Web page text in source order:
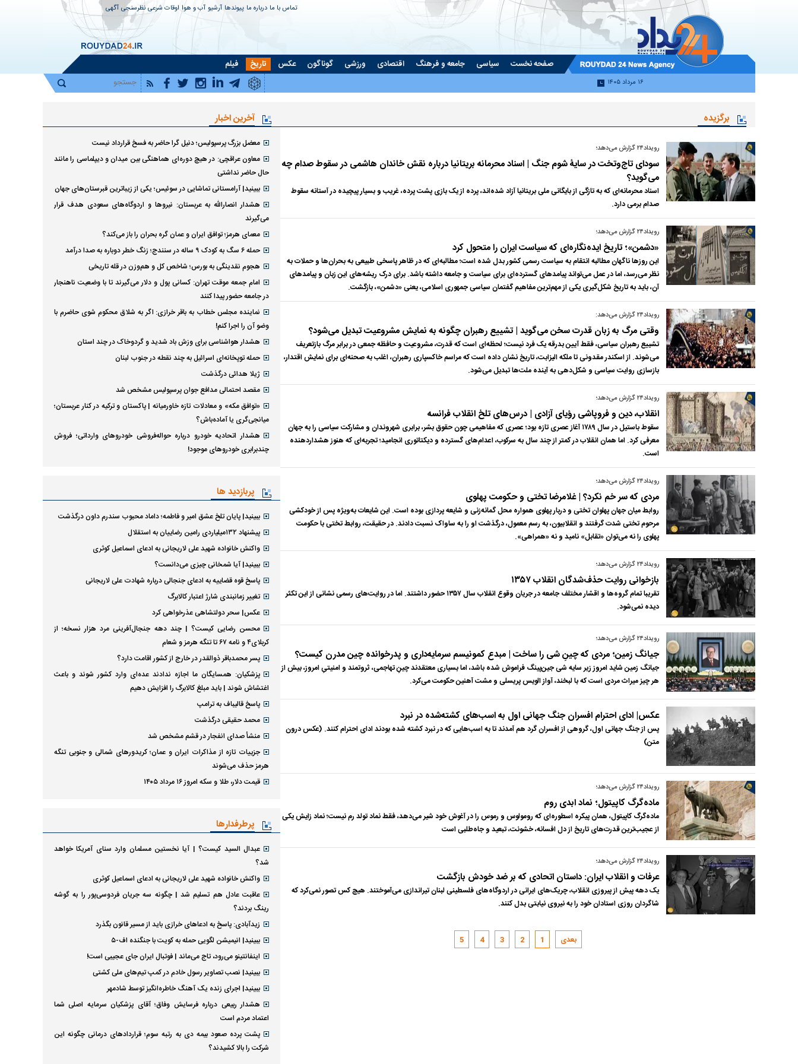
تماس با ما درباره ما پیوندها آرشیو آب و هوا اوقات شرعی نظرسنجی آگهی
صفحه نخست سیاسی جامعه و فرهنگ اقتصادی ورزشی گوناگون عکس تاریخ فیلم
۱۶ مرداد ۱۴۰۵
برگزیده
رویداد۲۴ گزارش می‌دهد؛
سودای تاج‌وتخت در سایۀ شوم جنگ | اسناد محرمانه بریتانیا درباره نقش خاندان هاشمی در سقوط صدام چه
می‌گوید؟
اسناد محرمانه‌ای که به تازگی از بایگانی ملی بریتانیا آزاد شده‌اند، پرده از یک بازی پشت پرده، غریب و بسیار پیچیده در آستانه سقوط
صدام برمی دارد.
رویداد۲۴ گزارش می‌دهد؛
«دشمن»؛ تاریخ ایده‌نگاره‌ای که سیاست ایران را متحول کرد
این روزها ناگهان مطالبه انتقام به سیاست رسمی کشور بدل شده است؛ مطالبه‌ای که در ظاهر پاسخی طبیعی به بحران‌ها و حملات به
نظر می‌رسد، اما در عمل می‌تواند پیامدهای گسترده‌ای برای سیاست و جامعه داشته باشد. برای درک ریشه‌های این زبان و پیامدهای
آن، باید به تاریخ شکل‌گیری یکی از مهم‌ترین مفاهیم گفتمان سیاسی جمهوری اسلامی، یعنی «دشمن»، بازگشت.
رویداد۲۴ گزارش می‌دهد:
وقتی مرگ به زبان قدرت سخن می‌گوید | تشییع رهبران چگونه به نمایش مشروعیت تبدیل می‌شود؟
تشییع رهبران سیاسی، فقط آیین بدرقه یک فرد نیست؛ لحظه‌ای است که قدرت، مشروعیت و حافظه جمعی در برابر مرگ بازتعریف
می‌شوند. از اسکندر مقدونی تا ملکه الیزابت، تاریخ نشان داده است که مراسم خاکسپاری رهبران، اغلب به صحنه‌ای برای نمایش اقتدار،
بازسازی روایت سیاسی و شکل‌دهی به آینده ملت‌ها تبدیل می‌شود.
رویداد۲۴ گزارش می‌دهد؛
انقلاب، دین و فروپاشی رؤیای آزادی | درس‌های تلخ انقلاب فرانسه
سقوط باستیل در سال ۱۷۸۹ آغاز عصری تازه بود؛ عصری که مفاهیمی چون حقوق بشر، برابری شهروندان و مشارکت سیاسی را به جهان
معرفی کرد. اما همان انقلاب در کمتر از چند سال به سرکوب، اعدام‌های گسترده و دیکتاتوری انجامید؛ تجربه‌ای که هنوز هشداردهنده
است.
رویداد۲۴ گزارش می‌دهد؛
مردی که سر خم نکرد؟ | غلامرضا تختی و حکومت پهلوی
روابط میان جهان پهلوان تختی و دربار پهلوی همواره محل گمانه‌زنی و شایعه پردازی بوده است. این شایعات به‌ویژه پس از خودکشی
مرحوم تختی شدت گرفتند و انقلابیون، به رسم معمول، درگذشت او را به ساواک نسبت دادند. در حقیقت، روابط تختی با حکومت
پهلوی را نه می‌توان «تقابل» نامید و نه «همراهی».
رویداد۲۴ گزارش می‌دهد؛
بازخوانی روایت حذف‌شدگان انقلاب ۱۳۵۷
تقریبا تمام گروه‌ها و اقشار مختلف جامعه در جریان وقوع انقلاب سال ۱۳۵۷ حضور داشتند. اما در روایت‌های رسمی نشانی از این تکثر
دیده نمی‌شود.
رویداد۲۴ گزارش می‌دهد؛
جیانگ زمین؛ مردی که چینِ شی را ساخت | مبدع کمونیسم سرمایه‌داری و پدرخوانده چین مدرن کیست؟
جیانگ زمین شاید امروز زیر سایه شی جین‌پینگ فراموش شده باشد، اما بسیاری معتقدند چینِ تهاجمی، ثروتمند و امنیتیِ امروز، بیش از
هر چیز میراث مردی است که با لبخند، آواز الویس پریسلی و مشت آهنین حکومت می‌کرد.
عکس| ادای احترام افسران جنگ جهانی اول به اسب‌های کشته‌شده در نبرد
پس از جنگ جهانی اول، گروهی از افسران گرد هم آمدند تا به اسب‌هایی که در نبرد کشته شده بودند ادای احترام کنند. (عکس درون
متن)
رویداد۲۴ گزارش می‌دهد؛
ماده‌گرگ کاپیتول؛ نماد ابدی روم
ماده‌گرگ کاپیتول، همان پیکره اسطوره‌ای که رومولوس و رموس را در آغوش خود شیر می‌دهد، فقط نماد تولد رم نیست؛ نماد زایش یکی
از عجیب‌ترین قدرت‌های تاریخ از دل افسانه، خشونت، تبعید و جاه‌طلبی است
رویداد۲۴ گزارش می‌دهد؛
عرفات و انقلاب ایران: داستان اتحادی که بر ضد خودش بازگشت
یک دهه پیش از پیروزی انقلاب، چریک‌های ایرانی در اردوگاه‌های فلسطینی لبنان تیراندازی می‌آموختند. هیچ کس تصور نمی‌کرد که
شاگردان روزی استادان خود را به نیروی نیابتی بدل کنند.
بعدی 1
2
3
4
5
آخرین اخبار
معضل بزرگ پرسپولیس؛ دنیل گرا حاضر به فسخ قرارداد نیست
معاون عراقچی: در هیچ دوره‌ای هماهنگی بین میدان و دیپلماسی را مانند
حال حاضر نداشتی
ببینید| آرامستانی تماشایی در سوئیس؛ یکی از زیباترین قبرستان‌های جهان
هشدار انصارالله به عربستان: نیروها و اردوگاه‌های سعودی هدف قرار
می‌گیرند
معمای هرمز؛ توافق ایران و عمان گره بحران را باز می‌کند؟
حمله ۶ سگ به کودک ۹ ساله در سنندج؛ زنگ خطر دوباره به صدا درآمد
هجوم نقدینگی به بورس؛ شاخص کل و هم‌وزن در قله تاریخی
امام جمعه موقت تهران: کسانی پول و دلار می‌گیرند تا با وضعیت ناهنجار
در جامعه حضور پیدا کنند
نماینده مجلس خطاب به باقر خرازی: اگر به شلاق محکوم شوی حاضرم با
وضو آن را اجرا کنم!
هشدار هواشناسی برای وزش باد شدید و گردوخاک در چند استان
حمله توپخانه‌ای اسرائیل به چند نقطه در جنوب لبنان
ژیلا هدائی درگذشت
مقصد احتمالی مدافع جوان پرسپولیس مشخص شد
«توافق مکه» و معادلات تازه خاورمیانه | پاکستان و ترکیه در کنار عربستان؛
میانجی‌گری یا آماده‌باش؟
هشدار اتحادیه خودرو درباره حواله‌فروشی خودروهای وارداتی‌؛ فروش
چندبرابری خودروهای موجود!
پربازدید ها
ببینید| پایان تلخ عشق امیر و فاطمه؛ داماد محبوب سندرم داون درگذشت
پیشنهاد ۱۳۲میلیاردی رامین رضاییان به استقلال
واکنش خانواده شهید علی لاریجانی به ادعای اسماعیل کوثری
ببینید| آیا شمخانی چیزی می‌دانست؟
پاسخ قوه قضاییه به ادعای جنجالی درباره شهادت علی لاریجانی
تغییر زمانبندی‌ شارژ اعتبار کالابرگ
عکس| سحر دولتشاهی عذرخواهی کرد
محسن رضایی کیست؟ | چند دهه جنجال‌آفرینی مرد هزار نسخه؛ از
کربلای۴ و نامه ۶۷ تا تنگه هرمز و شعام
پسر محمدباقر ذوالقدر در خارج از کشور اقامت دارد؟
پزشکیان: همسایگان ما اجازه ندادند عده‌ای وارد کشور شوند و باعث
اغتشاش شوند | باید مبلغ کالابرگ را افزایش دهیم
پاسخ قالیباف به ترامپ
محمد حقیقی درگذشت
منشأ صدای انفجار در قشم مشخص شد
جزییات تازه از مذاکرات ایران و عمان؛ کریدورهای شمالی و جنوبی تنگه
هرمز حذف می‌شوند
قیمت دلار، طلا و سکه امروز ۱۶ مرداد ۱۴۰۵
پرطرفدارها
عبدال السید کیست؟ | آیا نخستین مسلمان وارد سنای آمریکا خواهد
شد؟
واکنش خانواده شهید علی لاریجانی به ادعای اسماعیل کوثری
عاقبت عادل هم تسلیم شد | چگونه سه جریان فردوسی‌پور را به گوشه
رینگ بردند؟
زیدآبادی: پاسخ به ادعا‌های خرازی باید از مسیر قانون بگذرد
ببینید| انیمیشن لگویی حمله به کویت با جنگنده اف-۵
اینفانتینو می‌رود، تاج می‌ماند | فوتبال ایران جای عجیبی است!
ببینید| نصب تصاویر رسول خادم در کمپ تیم‌های ملی کشتی
ببینید| اجرای زنده یک آهنگ خاطره‌انگیز توسط شادمهر
هشدار ربیعی درباره فرسایش وفاق؛ آقای پزشکیان سرمایه اصلی شما
اعتماد مردم است
پشت پرده صعود بیمه دی به رتبه سوم؛ قراردادهای درمانی چگونه این
شرکت را بالا کشیدند؟